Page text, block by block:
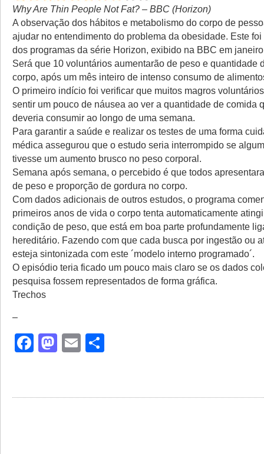
Why Are Thin People Not Fat? – BBC (Horizon)
A observação dos hábitos e metabolismo do corpo de
ajudar no entendimento do problema da obesidade. Este foi
dos programas da série Horizon, exibido na BBC em
Será que 10 voluntários aumentarão de peso e quantidade
corpo, após um mês inteiro de intenso consumo de
O primeiro indício foi verificar que muitos magros
sentir um pouco de náusea ao ver a quantidade de comida
deveria consumir ao longo de uma semana.
Para garantir a saúde e realizar os testes de uma forma
médica assegurou que o estudo seria interrompido se
tivesse um aumento brusco no peso corporal.
Semana após semana, o percebido é que todos
de peso e proporção de gordura no corpo.
Com dados adicionais de outros estudos, o programa
primeiros anos de vida o corpo tenta automaticamente
condição de peso, que está em boa parte profundamente
hereditário. Fazendo com que cada busca por ingestão ou
esteja sintonizada com este ´modelo interno programado´.
O episódio teria ficado um pouco mais claro se os dados
pesquisa fossem representados de forma gráfica.
Trechos
–
Facebook
Mastodon
Email